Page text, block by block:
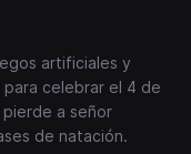
artificiales y
celebrar el 4 de
a señor
de natación.